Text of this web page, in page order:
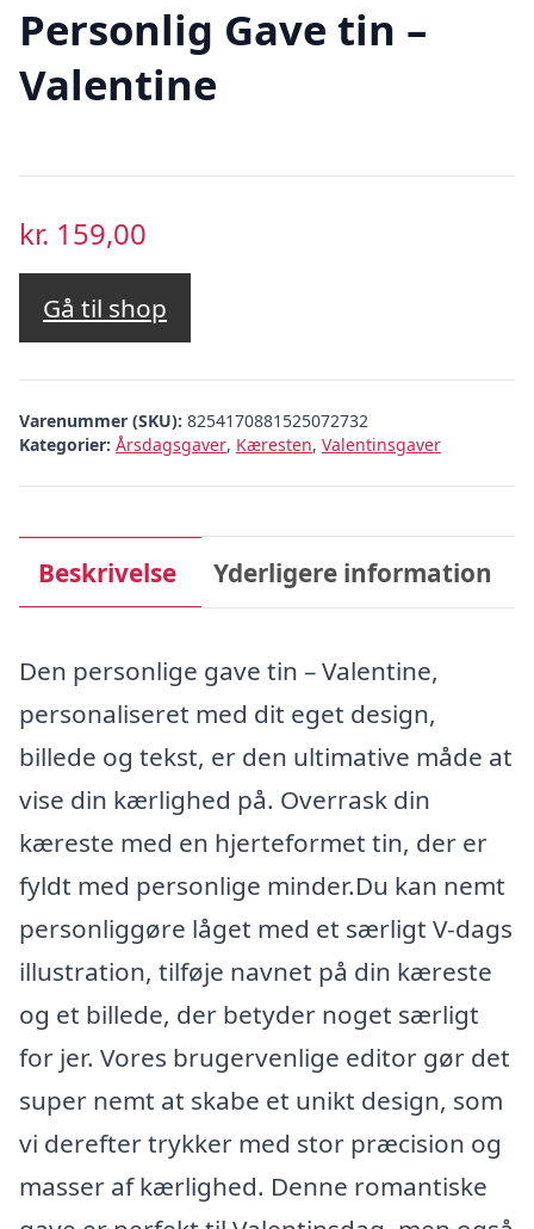
Personlig Gave tin –
Valentine
kr. 159,00
Gå til shop
Varenummer (SKU): 8254170881525072732
Kategorier: Årsdagsgaver, Kæresten, Valentinsgaver
Beskrivelse Yderligere information
Den personlige gave tin – Valentine,
personaliseret med dit eget design,
billede og tekst, er den ultimative måde at
vise din kærlighed på. Overrask din
kæreste med en hjerteformet tin, der er
fyldt med personlige minder.Du kan nemt
personliggøre låget med et særligt V-dags
illustration, tilføje navnet på din kæreste
og et billede, der betyder noget særligt
for jer. Vores brugervenlige editor gør det
super nemt at skabe et unikt design, som
vi derefter trykker med stor præcision og
masser af kærlighed. Denne romantiske